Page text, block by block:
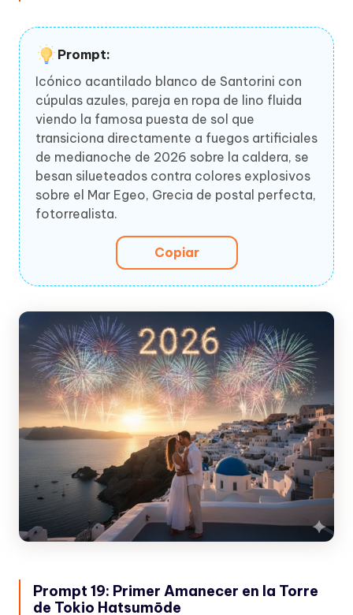
Prompt:
Icónico acantilado blanco de Santorini con
cúpulas azules, pareja en ropa de lino fluida
viendo la famosa puesta de sol que
transiciona directamente a fuegos artificiales
de medianoche de 2026 sobre la caldera, se
besan silueteados contra colores explosivos
sobre el Mar Egeo, Grecia de postal perfecta,
fotorrealista.
Copiar
Prompt 19: Primer Amanecer en la Torre
de Tokio Hatsumōde